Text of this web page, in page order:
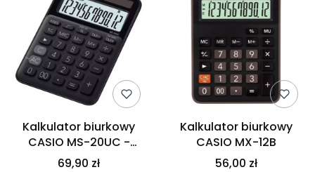
Kalkulator biurkowy
CASIO MS-20UC -
czarny
69,90 zł
Kalkulator biurkowy
CASIO MX-12B
56,00 zł